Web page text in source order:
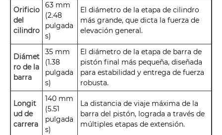
Orificio
del
cilindro
63 mm
(2.48
pulgada
s)
El diámetro de la etapa de cilindro
más grande, que dicta la fuerza de
elevación general.
Diámet
ro de la
barra
35 mm
(1.38
pulgada
s)
El diámetro de la etapa de barra de
pistón final más pequeña, diseñada
para estabilidad y entrega de fuerza
robusta.
Longit
ud de
carrera
140 mm
(5.51
pulgada
s)
La distancia de viaje máxima de la
barra del pistón, lograda a través de
múltiples etapas de extensión.